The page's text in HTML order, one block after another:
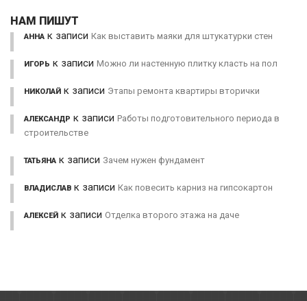
НАМ ПИШУТ
АННА к записи Как выставить маяки для штукатурки стен
ИГОРЬ к записи Можно ли настенную плитку класть на пол
НИКОЛАЙ к записи Этапы ремонта квартиры вторички
АЛЕКСАНДР к записи Работы подготовительного периода в
строительстве
ТАТЬЯНА к записи Зачем нужен фундамент
ВЛАДИСЛАВ к записи Как повесить карниз на гипсокартон
АЛЕКСЕЙ к записи Отделка второго этажа на даче